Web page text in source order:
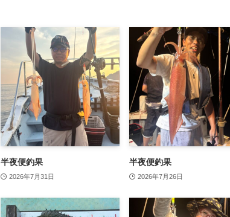
半夜便釣果
2026年7月31日
半夜便釣果
2026年7月26日